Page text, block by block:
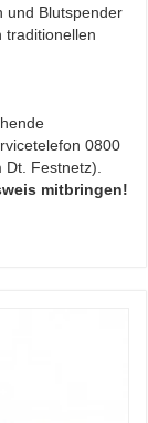
und Blutspender
traditionellen
0800
Festnetz).
mitbringen!